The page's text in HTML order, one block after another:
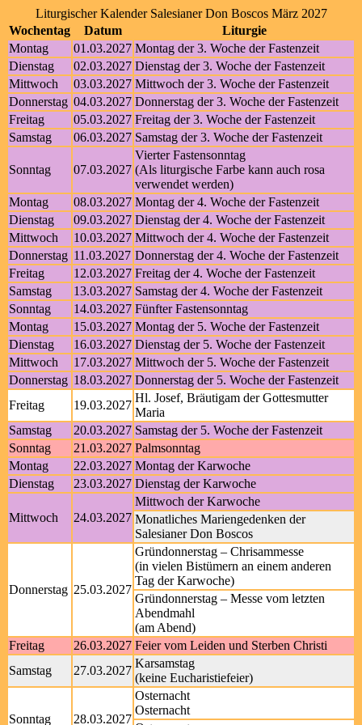
Liturgischer Kalender Salesianer Don Boscos März 2027
Wochentag
Datum
Liturgie
Montag
01.03.2027 Montag der 3. Woche der Fastenzeit
Dienstag
02.03.2027 Dienstag der 3. Woche der Fastenzeit
Mittwoch
03.03.2027 Mittwoch der 3. Woche der Fastenzeit
Donnerstag 04.03.2027 Donnerstag der 3. Woche der Fastenzeit
Freitag
05.03.2027 Freitag der 3. Woche der Fastenzeit
Samstag
06.03.2027 Samstag der 3. Woche der Fastenzeit
Sonntag 07.03.2027
Vierter Fastensonntag
(Als liturgische Farbe kann auch rosa
verwendet werden)
Montag
08.03.2027 Montag der 4. Woche der Fastenzeit
Dienstag
09.03.2027 Dienstag der 4. Woche der Fastenzeit
Mittwoch
10.03.2027 Mittwoch der 4. Woche der Fastenzeit
Donnerstag 11.03.2027 Donnerstag der 4. Woche der Fastenzeit
Freitag
12.03.2027 Freitag der 4. Woche der Fastenzeit
Samstag
13.03.2027 Samstag der 4. Woche der Fastenzeit
Sonntag
14.03.2027 Fünfter Fastensonntag
Montag
15.03.2027 Montag der 5. Woche der Fastenzeit
Dienstag
16.03.2027 Dienstag der 5. Woche der Fastenzeit
Mittwoch
17.03.2027 Mittwoch der 5. Woche der Fastenzeit
Donnerstag 18.03.2027 Donnerstag der 5. Woche der Fastenzeit
Freitag
19.03.2027
Hl. Josef, Bräutigam der Gottesmutter
Maria
Samstag
20.03.2027 Samstag der 5. Woche der Fastenzeit
Sonntag
21.03.2027 Palmsonntag
Montag
22.03.2027 Montag der Karwoche
Dienstag
23.03.2027 Dienstag der Karwoche
Mittwoch 24.03.2027
Mittwoch der Karwoche
Monatliches Mariengedenken der
Salesianer Don Boscos
Donnerstag 25.03.2027
Gründonnerstag – Chrisammesse
(in vielen Bistümern an einem anderen
Tag der Karwoche)
Gründonnerstag – Messe vom letzten
Abendmahl
(am Abend)
Freitag
26.03.2027 Feier vom Leiden und Sterben Christi
Samstag
27.03.2027
Karsamstag
(keine Eucharistiefeier)
Sonntag 28.03.2027
Osternacht
Osternacht